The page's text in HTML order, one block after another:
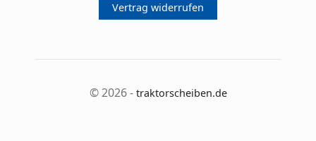
Vertrag widerrufen
© 2026 - traktorscheiben.de